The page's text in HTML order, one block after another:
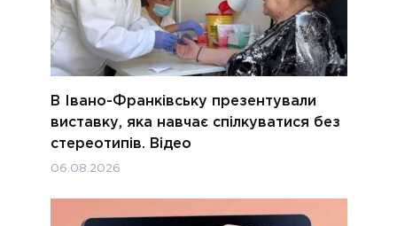
В Івано-Франківську презентували
виставку, яка навчає спілкуватися без
стереотипів. Відео
06.08.2026